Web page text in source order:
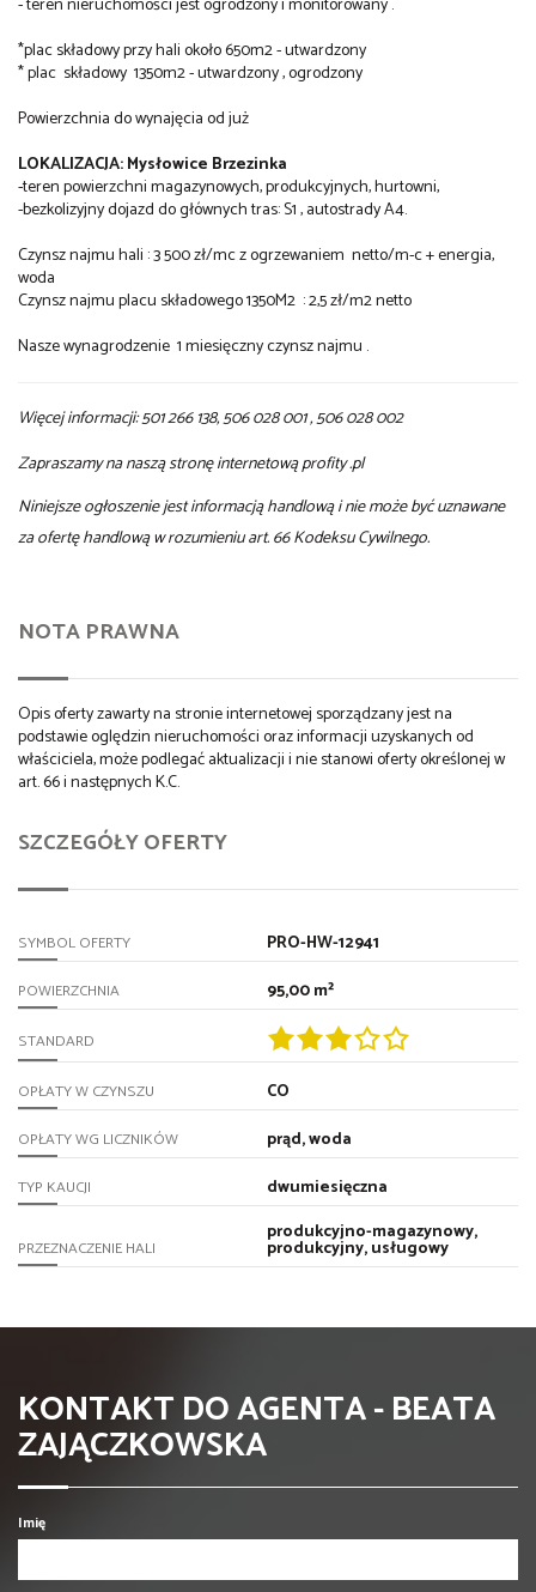
*plac składowy przy hali około 650m2 - utwardzony
* plac składowy 1350m2 - utwardzony , ogrodzony
Powierzchnia do wynajęcia od już
LOKALIZACJA: Mysłowice Brzezinka
-teren powierzchni magazynowych, produkcyjnych, hurtowni,
-bezkolizyjny dojazd do głównych tras: S1 , autostrady A4.
Czynsz najmu hali : 3 500 zł/mc z ogrzewaniem netto/m-c + energia,
woda
Czynsz najmu placu składowego 1350M2 : 2,5 zł/m2 netto
Nasze wynagrodzenie 1 miesięczny czynsz najmu .
Więcej informacji: 501 266 138, 506 028 001 , 506 028 002
Zapraszamy na naszą stronę internetową profity .pl
Niniejsze ogłoszenie jest informacją handlową i nie może być uznawane
za ofertę handlową w rozumieniu art. 66 Kodeksu Cywilnego.
NOTA PRAWNA
Opis oferty zawarty na stronie internetowej sporządzany jest na
podstawie oględzin nieruchomości oraz informacji uzyskanych od
właściciela, może podlegać aktualizacji i nie stanowi oferty określonej w
art. 66 i następnych K.C.
SZCZEGÓŁY OFERTY
SYMBOL OFERTY PRO-HW-12941
POWIERZCHNIA 95,00 m²
STANDARD
OPŁATY W CZYNSZU CO
OPŁATY WG LICZNIKÓW prąd, woda
TYP KAUCJI dwumiesięczna
PRZEZNACZENIE HALI
produkcyjno-magazynowy,
produkcyjny, usługowy
KONTAKT DO AGENTA - BEATA
ZAJĄCZKOWSKA
Imię